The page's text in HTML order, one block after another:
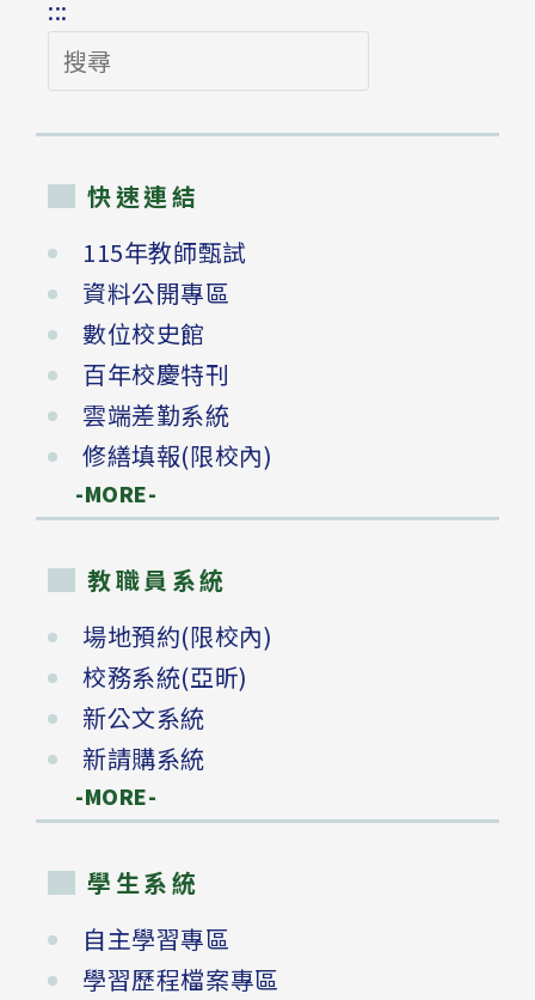
:::
搜
尋
快速連結
115年教師甄試
資料公開專區
數位校史館
百年校慶特刊
雲端差勤系統
修繕填報(限校內)
-MORE-
教職員系統
場地預約(限校內)
校務系統(亞昕)
新公文系統
新請購系統
-MORE-
學生系統
自主學習專區
學習歷程檔案專區